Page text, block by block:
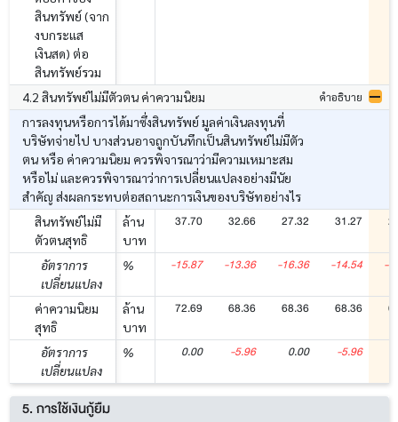
สินทรัพย์ (จาก
งบกระแส
เงินสด) ต่อ
สินทรัพย์รวม
4.2 สินทรัพย์ไม่มีตัวตน ค่าความนิยม คำอธิบาย
การลงทุนหรือการได้มาซึ่งสินทรัพย์ มูลค่าเงินลงทุนที่
บริษัทจ่ายไป บางส่วนอาจถูกบันทึกเป็นสินทรัพย์ไม่มีตัว
ตน หรือ ค่าความนิยม ควรพิจารณาว่ามีความเหมาะสม
หรือไม่ และควรพิจารณาว่าการเปลี่ยนแปลงอย่างมีนัย
สำคัญ ส่งผลกระทบต่อสถานะการเงินของบริษัทอย่างไร
สินทรัพย์ไม่มี
ตัวตนสุทธิ
ล้าน
บาท
37.70 32.66 27.32 31.27
อัตราการ
เปลี่ยนแปลง
% -15.87 -13.36 -16.36 -14.54 -
ค่าความนิยม
สุทธิ
ล้าน
บาท
72.69 68.36 68.36 68.36
อัตราการ
เปลี่ยนแปลง
% 0.00 -5.96 0.00 -5.96
5. การใช้เงินกู้ยืม